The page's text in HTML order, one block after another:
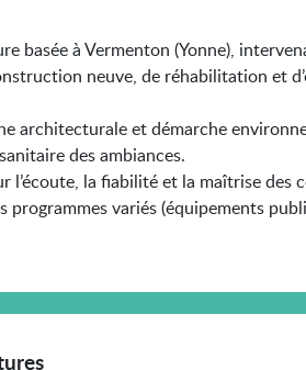
basée à Vermenton (Yonne),
neuve, de réhabilitation
architecturale et démarche
des ambiances.
l’écoute, la fiabilité et la maîtrise
variés (équipements